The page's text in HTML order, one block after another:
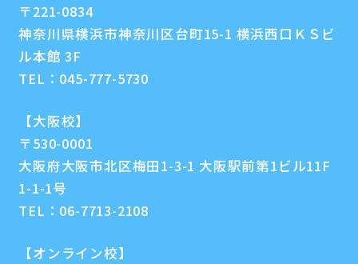
〒221-0834
神奈川県横浜市神奈川区台町15-1 横浜西口ＫＳビ
ル本館 3F
TEL： 045-777-5730
【大阪校】
〒530-0001
大阪府大阪市北区梅田1-3-1 大阪駅前第1ビル11F
1-1-1号
TEL： 06-7713-2108
【オンライン校】